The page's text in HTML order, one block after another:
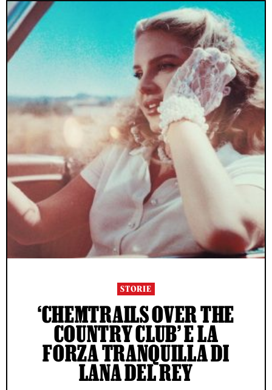
STORIE
‘CHEMTRAILS OVER THE
COUNTRY CLUB’ E LA
FORZA TRANQUILLA DI
LANA DEL REY